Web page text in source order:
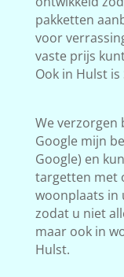
pakketten
voor
vaste prijs
Ook in Hulst
We verzorgen
Google mijn
Google) en
targetten met
woonplaats in
zodat u niet
maar ook in
Hulst.